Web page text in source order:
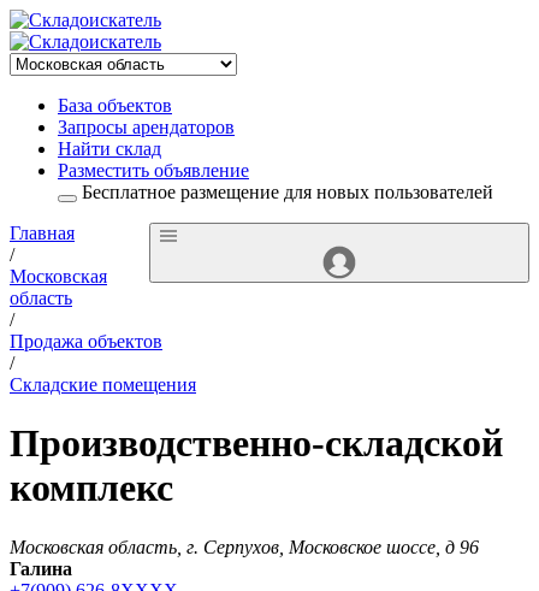
База объектов
Запросы арендаторов
Найти склад
Разместить объявление
Бесплатное размещение для новых пользователей
Главная
/
Московская
область
/
Продажа объектов
/
Складские помещения
Производственно-складской
комплекс
Московская область, г. Серпухов, Московское шоссе, д 96
Галина